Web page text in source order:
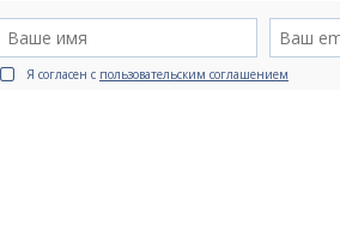
Я согласен с пользовательским соглашением